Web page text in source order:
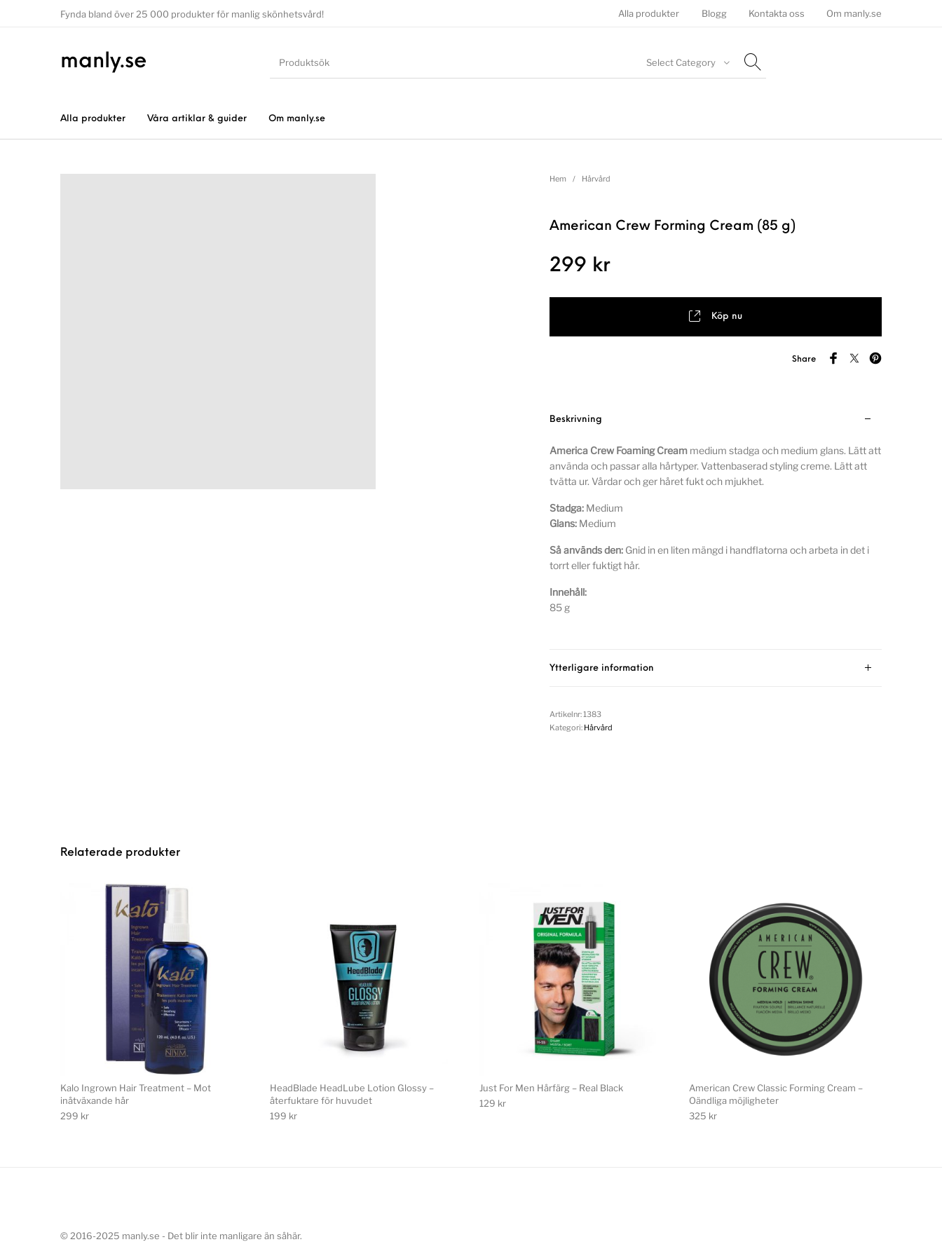
Fynda bland över 25 000 produkter för manlig skönhetsvård! Alla produkter Blogg Kontakta oss Om manly.se
manly.se Select Category
Alla produkter Våra artiklar & guider Om manly.se
Hem / Hårvård
American Crew Forming Cream (85 g)
299 kr
Köp nu
Share
Beskrivning
America Crew Foaming Creammedium stadga och medium glans. Lätt att
använda och passar alla hårtyper. Vattenbaserad styling creme. Lätt att
tvätta ur. Vårdar och ger håret fukt och mjukhet.
Stadga:Medium
Glans:Medium
Så används den:Gnid in en liten mängd i handflatorna och arbeta in det i
torrt eller fuktigt hår.
Innehåll:
85 g
Ytterligare information
Artikelnr:1383
Kategori: Hårvård
Relaterade produkter
Kalo Ingrown Hair Treatment – Mot
inåtväxande hår
299 kr
HeadBlade HeadLube Lotion Glossy –
återfuktare för huvudet
199 kr
Just For Men Hårfärg – Real Black
129 kr
American Crew Classic Forming Cream –
Oändliga möjligheter
325 kr
© 2016-2025 manly.se - Det blir inte manligare än såhär.